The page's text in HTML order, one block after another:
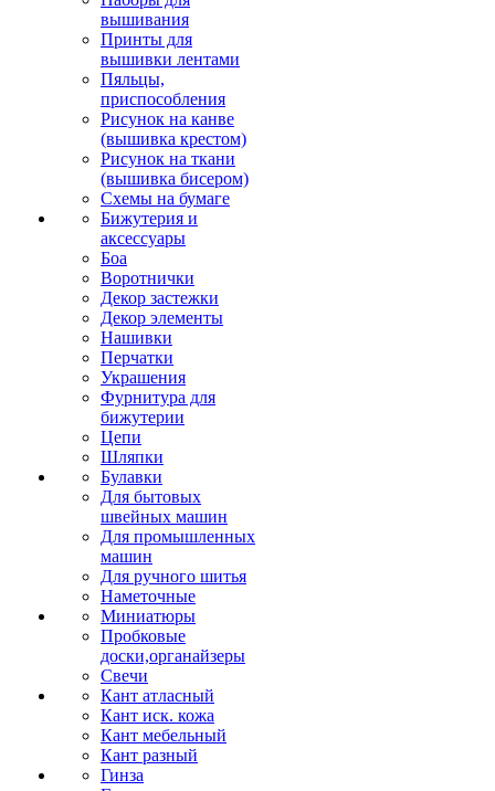
вышивания
Принты для
вышивки лентами
Пяльцы,
приспособления
Рисунок на канве
(вышивка крестом)
Рисунок на ткани
(вышивка бисером)
Схемы на бумаге
Бижутерия и
аксессуары
Боа
Воротнички
Декор застежки
Декор элементы
Нашивки
Перчатки
Украшения
Фурнитура для
бижутерии
Цепи
Шляпки
Булавки
Для бытовых
швейных машин
Для промышленных
машин
Для ручного шитья
Наметочные
Миниатюры
Пробковые
доски,органайзеры
Свечи
Кант атласный
Кант иск. кожа
Кант мебельный
Кант разный
Гинза